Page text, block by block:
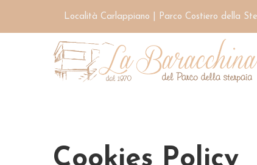
Località Carlappiano | Parco Costiero della
Cookies Policy